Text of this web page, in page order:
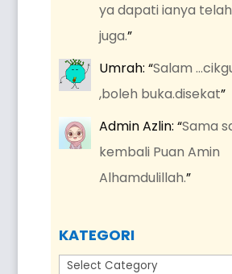
ya dapati ianya
juga.”
Umrah: “Salam
,boleh buka.disekat”
Admin Azlin: “Sama
kembali Puan Amin
Alhamdulillah.”
KATEGORI
Kategori